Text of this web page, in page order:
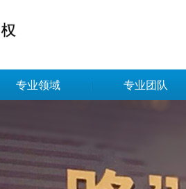
专业领域 专业团队